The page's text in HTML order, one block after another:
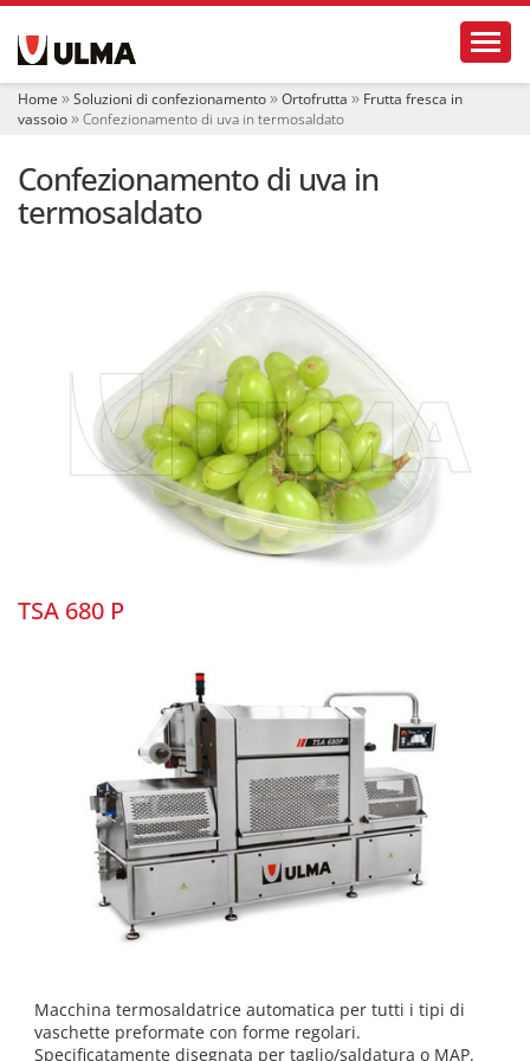
i
Home Soluzioni di confezionamento Ortofrutta
Frutta fresca in
vassoio
Confezionamento di uva in termosaldato
Confezionamento di uva in
termosaldato
TSA 680 P
Macchina termosaldatrice automatica per tutti i tipi di
vaschette preformate con forme regolari.
Specificatamente disegnata per taglio/saldatura o MAP.